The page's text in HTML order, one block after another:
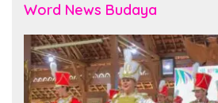
Word News Budaya